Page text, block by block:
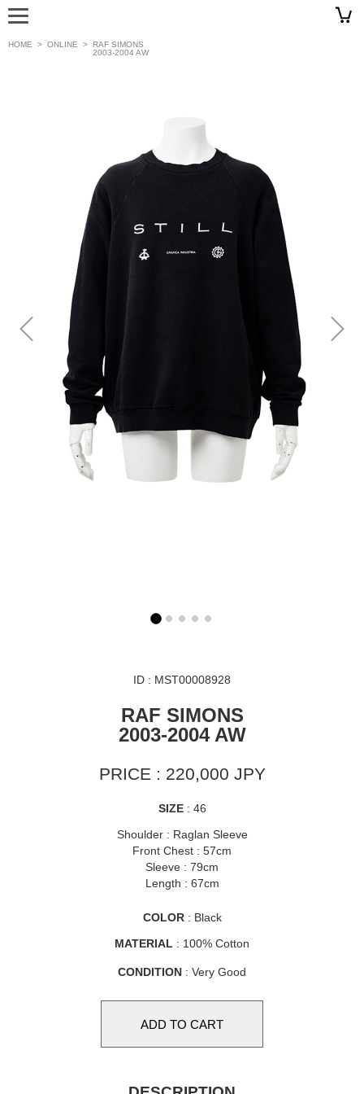
HOME > ONLINE > RAF SIMONS
2003-2004 AW
ID : MST00008928
RAF SIMONS
2003-2004 AW
PRICE : 220,000 JPY
SIZE: 46
Shoulder : Raglan Sleeve
Front Chest : 57cm
Sleeve : 79cm
Length : 67cm
COLOR: Black
MATERIAL : 100% Cotton
CONDITION : Very Good